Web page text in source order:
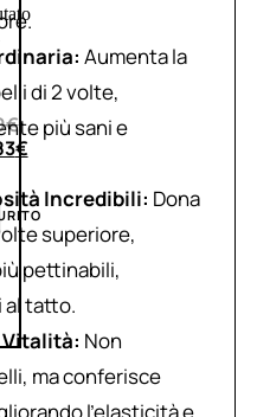
€
€
Aumenta la
di 2 volte,
più sani e
Incredibili: Dona
superiore,
pettinabili,
al tatto.
Vitalità: Non
ma conferisce
l’elasticità e